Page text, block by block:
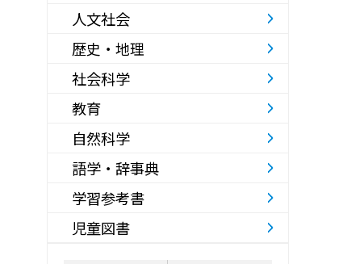
人文社会
歴史・地理
社会科学
教育
自然科学
語学・辞事典
学習参考書
児童図書